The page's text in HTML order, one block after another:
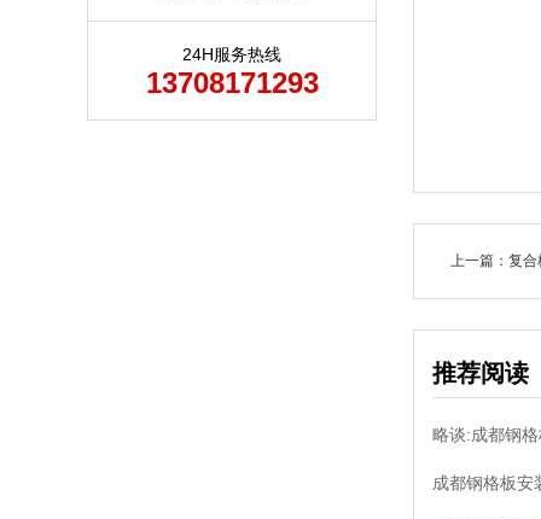
24H服务热线
13708171293
上一篇：复合
推荐阅读
略谈:成都钢
成都钢格板安